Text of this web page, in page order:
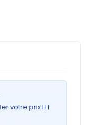
votre prix HT